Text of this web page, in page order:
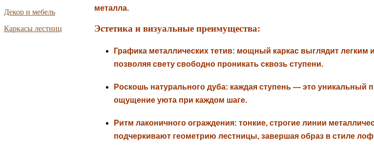
Декор и мебель
Каркасы лестниц
металла.
Эстетика и визуальные преимущества:
Графика металлических тетив: мощный каркас выглядит легким
позволяя свету свободно проникать сквозь ступени.
Роскошь натурального дуба: каждая ступень — это уникальный
ощущение уюта при каждом шаге.
Ритм лаконичного ограждения: тонкие, строгие линии
подчеркивают геометрию лестницы, завершая образ в стиле